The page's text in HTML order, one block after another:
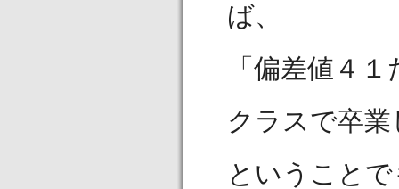
ば、
「偏差値４
クラスで卒
ということ